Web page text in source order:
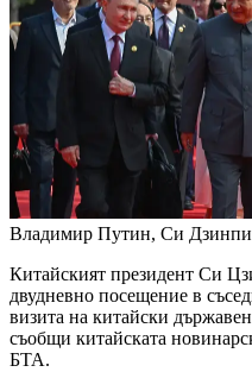
Владимир Путин, Си
Китайският президент Си
двудневно посещение в
визита на китайски
съобщи китайската
БТА.